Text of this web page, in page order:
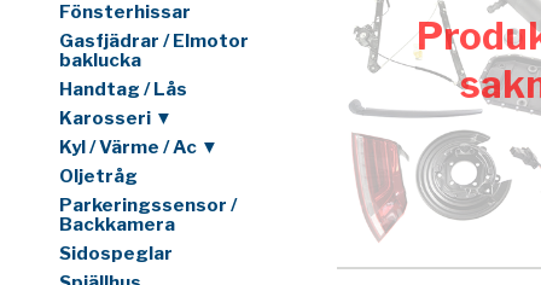
Fönsterhissar
Gasfjädrar / Elmotor
baklucka
Handtag / Lås
Karosseri ▼
Kyl / Värme / Ac ▼
Oljetråg
Parkeringssensor /
Backkamera
Sidospeglar